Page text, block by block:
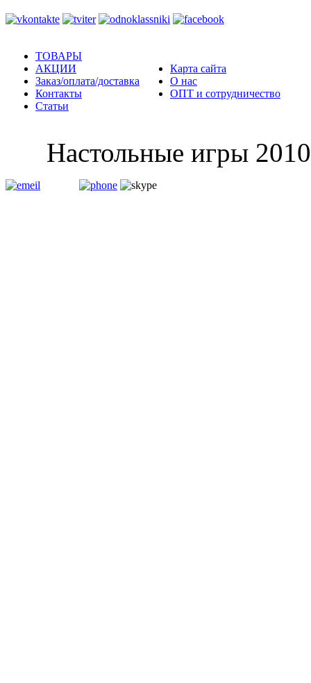
ТОВАРЫ
АКЦИИ
Заказ/оплата/доставка
Контакты
Статьи
Карта сайта
О нас
ОПТ и сотрудничество
Настольные